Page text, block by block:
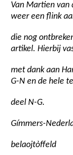
Van Martien van
weer een flink
die nog
artikel. Hierbij
met dank aan
G-N en de hele
deel N-G.
Gímmers-
belaojtòffeld